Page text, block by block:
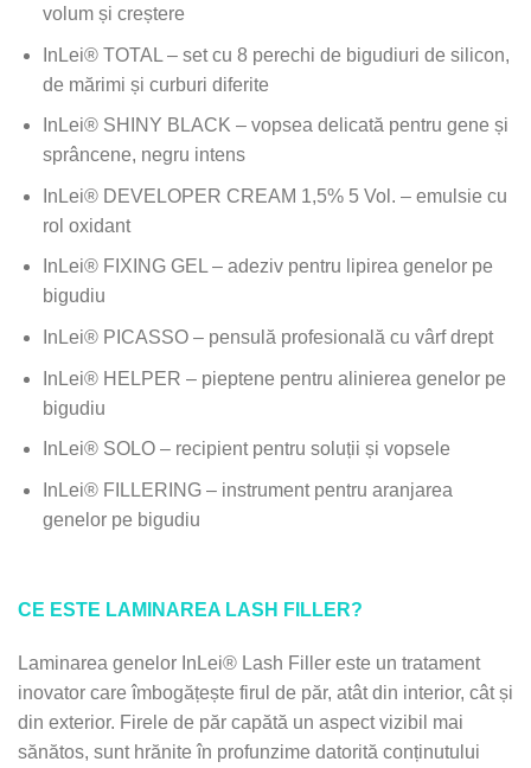
volum și creștere
InLei® TOTAL – set cu 8 perechi de bigudiuri de silicon,
de mărimi și curburi diferite
InLei® SHINY BLACK – vopsea delicată pentru gene și
sprâncene, negru intens
InLei® DEVELOPER CREAM 1,5% 5 Vol. – emulsie cu
rol oxidant
InLei® FIXING GEL – adeziv pentru lipirea genelor pe
bigudiu
InLei® PICASSO – pensulă profesională cu vârf drept
InLei® HELPER – pieptene pentru alinierea genelor pe
bigudiu
InLei® SOLO – recipient pentru soluții și vopsele
InLei® FILLERING – instrument pentru aranjarea
genelor pe bigudiu
CE ESTE LAMINAREA LASH FILLER?
Laminarea genelor InLei® Lash Filler este un tratament
inovator care îmbogățește firul de păr, atât din interior, cât și
din exterior. Firele de păr capătă un aspect vizibil mai
sănătos, sunt hrănite în profunzime datorită conținutului